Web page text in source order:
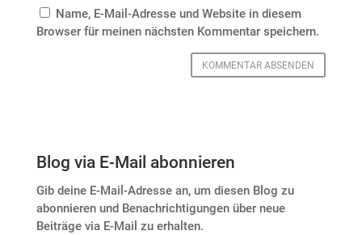
Name, E-Mail-Adresse und Website in diesem
Browser für meinen nächsten Kommentar speichern.
Blog via E-Mail abonnieren
Gib deine E-Mail-Adresse an, um diesen Blog zu
abonnieren und Benachrichtigungen über neue
Beiträge via E-Mail zu erhalten.